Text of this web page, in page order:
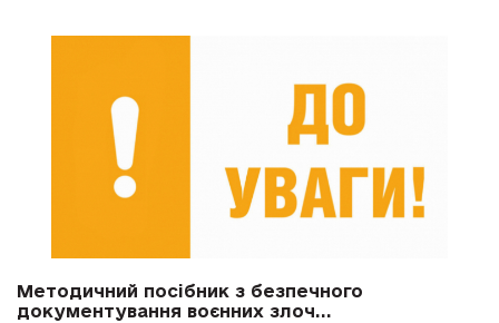
Методичний посібник з безпечного
документування воєнних злоч...